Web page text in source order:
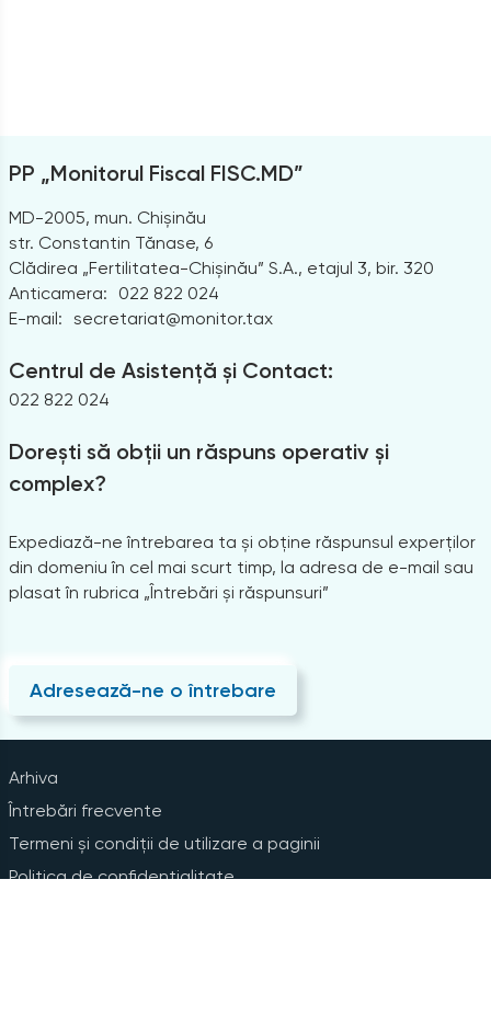
PP „Monitorul Fiscal FISC.MD”
MD-2005, mun. Chișinău
str. Constantin Tănase, 6
Clădirea „Fertilitatea-Chișinău” S.A., etajul 3, bir. 320
Anticamera:
022 822 024
E-mail: secretariat@monitor.tax
Centrul de Asistență și Contact:
022 822 024
Dorești să obții un răspuns operativ și
complex?
Expediază-ne întrebarea ta și obține răspunsul experților
din domeniu în cel mai scurt timp, la adresa de e-mail sau
plasat în rubrica „Întrebări și răspunsuri”
Adresează-ne o întrebare
Arhiva
Întrebări frecvente
Termeni și condiții de utilizare a paginii
Politica de confidențialitate